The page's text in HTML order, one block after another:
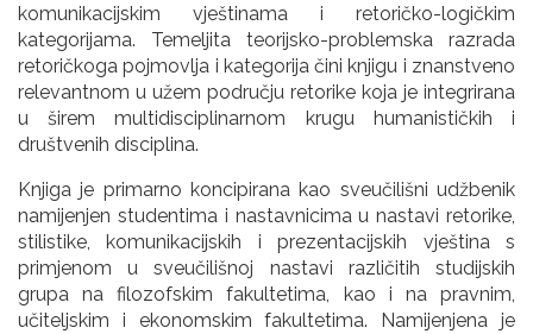
komunikacijskim vještinama i retoričko-logičkim
kategorijama. Temeljita teorijsko-problemska razrada
retoričkoga pojmovlja i kategorija čini knjigu i znanstveno
relevantnom u užem području retorike koja je integrirana
u širem multidisciplinarnom krugu humanističkih i
društvenih disciplina.
Knjiga je primarno koncipirana kao sveučilišni udžbenik
namijenjen studentima i nastavnicima u nastavi retorike,
stilistike, komunikacijskih i prezentacijskih vještina s
primjenom u sveučilišnoj nastavi različitih studijskih
grupa na filozofskim fakultetima, kao i na pravnim,
učiteljskim i ekonomskim fakultetima. Namijenjena je